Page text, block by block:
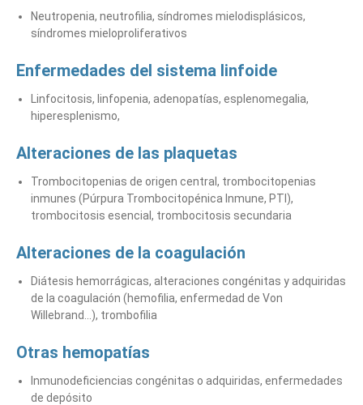
Neutropenia, neutrofilia, síndromes mielodisplásicos,
síndromes mieloproliferativos
Enfermedades del sistema linfoide
Linfocitosis, linfopenia, adenopatías, esplenomegalia,
hiperesplenismo,
Alteraciones de las plaquetas
Trombocitopenias de origen central, trombocitopenias
inmunes (Púrpura Trombocitopénica Inmune, PTI),
trombocitosis esencial, trombocitosis secundaria
Alteraciones de la coagulación
Diátesis hemorrágicas, alteraciones congénitas y adquiridas
de la coagulación (hemofilia, enfermedad de Von
Willebrand…), trombofilia
Otras hemopatías
Inmunodeficiencias congénitas o adquiridas, enfermedades
de depósito